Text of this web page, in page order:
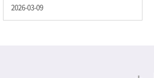
고 추세적 흐름을 보여주는 근원물가는 2.3% 상
승 향후 지정학적 요인, 기상여건 등 불확실성이
2026-03-09